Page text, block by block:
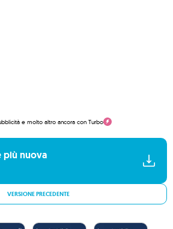
e molto altro ancora con Turbo
più nuova
VERSIONE PRECEDENTE